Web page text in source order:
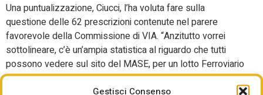
Gestisci Consenso
Una puntualizzazione, Ciucci, l’ha voluta fare sulla
questione delle 62 prescrizioni contenute nel parere
favorevole della Commissione di VIA. “Anzitutto vorrei
sottolineare, c’è un’ampia statistica al riguardo che tutti
possono vedere sul sito del MASE, per un lotto Ferroviario
dell’itinerario Napoli – Bari di 28,5 km del valore di 1,3
miliardi di euro, la Commissione di VIA ha rilasciato 20